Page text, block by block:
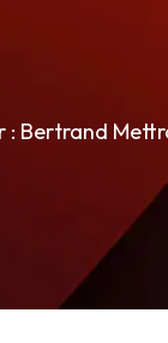
: Bertrand